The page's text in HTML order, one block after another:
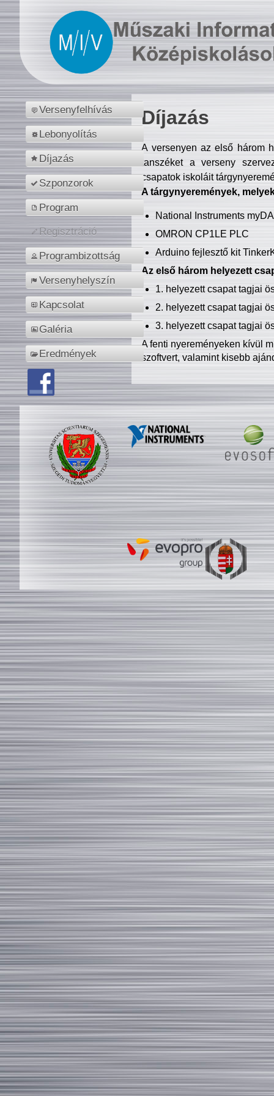
Versenyfelhívás
Lebonyolítás
Díjazás
Szponzorok
Program
Regisztráció
Programbizottság
Versenyhelyszín
Kapcsolat
Galéria
Eredmények
Díjazás
A versenyen az első három
tanszéket a verseny
csapatok iskoláit
A tárgynyeremények,
National Instruments
OMRON CP1LE PLC
Arduino fejlesztő kit
Az első három helyezett
1. helyezett csapat tagjai
2. helyezett csapat tagjai
3. helyezett csapat tagjai
A fenti nyereményeken kívül
szoftvert, valamint kisebb